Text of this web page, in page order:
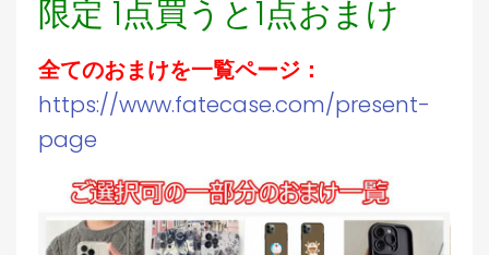
限定 1点買うと1点おまけ
全てのおまけを一覧ページ：
https://www.fatecase.com/present-
page